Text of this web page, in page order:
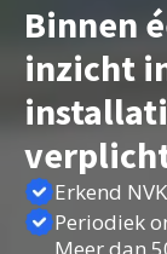
Binnen
inzicht
Erkend
Periodiek